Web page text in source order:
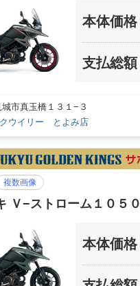
本体価格
支払総額
市真玉橋１３１−３
ウイリー とよみ店
複数画像
Ｖ−ストローム１０５０
本体価格